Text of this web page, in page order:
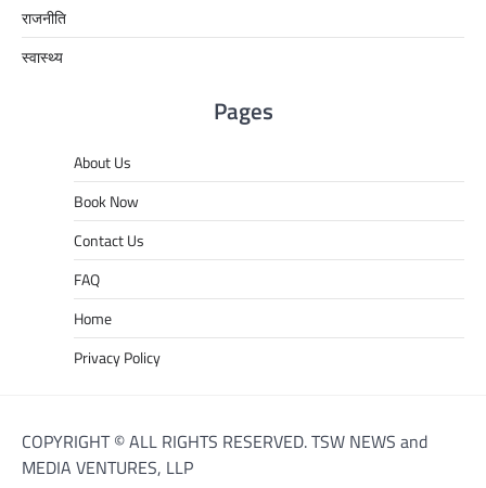
राजनीति
स्वास्थ्य
Pages
About Us
Book Now
Contact Us
FAQ
Home
Privacy Policy
COPYRIGHT © ALL RIGHTS RESERVED. TSW NEWS and
MEDIA VENTURES, LLP